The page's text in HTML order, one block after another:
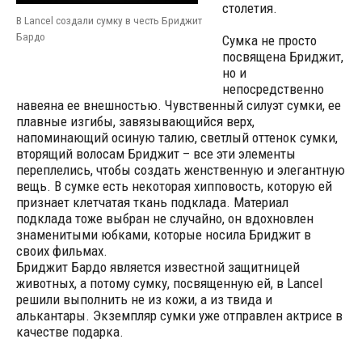
В Lancel создали сумку в честь Бриджит
Бардо
столетия.
Сумка не просто
посвящена Бриджит,
но и
непосредственно
навеяна ее внешностью. Чувственный силуэт сумки, ее
плавные изгибы, завязывающийся верх,
напоминающий осиную талию, светлый оттенок сумки,
вторящий волосам Бриджит – все эти элементы
переплелись, чтобы создать женственную и элегантную
вещь. В сумке есть некоторая хипповость, которую ей
признает клетчатая ткань подклада. Материал
подклада тоже выбран не случайно, он вдохновлен
знаменитыми юбками, которые носила Бриджит в
своих фильмах.
Бриджит Бардо является известной защитницей
животных, а потому сумку, посвященную ей, в Lancel
решили выполнить не из кожи, а из твида и
алькантары. Экземпляр сумки уже отправлен актрисе в
качестве подарка.